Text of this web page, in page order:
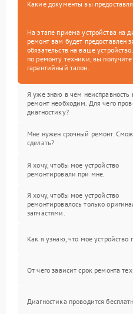
Какие документы вы
На этапе приема устройства на
ремонт вам будет предоставлен
обязательств на ваше
по ремонту техники, вы
гарантийный талон.
Я уже знаю в чем неисправность
ремонт необходим. Для чего
диагностику?
Мне нужен срочный ремонт.
сделать?
Я хочу, чтобы мое устройство
ремонтировали при мне.
Я хочу, чтобы мое устройство
ремонтировалось только
запчастями.
Как я узнаю, что мое устройство
От чего зависит срок ремонта
Диагностика проводится